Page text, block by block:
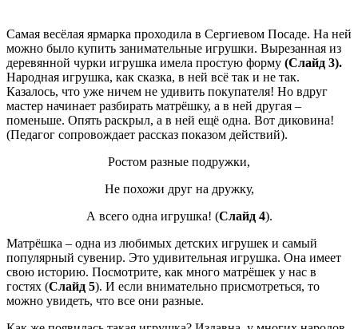
Самая весёлая ярмарка проходила в Сергиевом Посаде. На ней
можно было купить занимательные игрушки. Вырезанная из
деревянной чурки игрушка имела простую форму (Слайд 3).
Народная игрушка, как сказка, в ней всё так и не так.
Казалось, что уже ничем не удивить покупателя! Но вдруг
мастер начинает разбирать матрёшку, а в ней другая –
поменьше. Опять раскрыл, а в ней ещё одна. Вот диковина!
(Педагог сопровождает рассказ показом действий).
Ростом разные подружки,
Не похожи друг на дружку,
А всего одна игрушка! (Слайд 4).
Матрёшка – одна из любимых детских игрушек и самый
популярный сувенир. Это удивительная игрушка. Она имеет
свою историю. Посмотрите, как много матрёшек у нас в
гостях (Слайд 5). И если внимательно присмотреться, то
можно увидеть, что все они разные.